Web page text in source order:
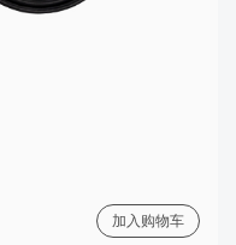
加入购物车